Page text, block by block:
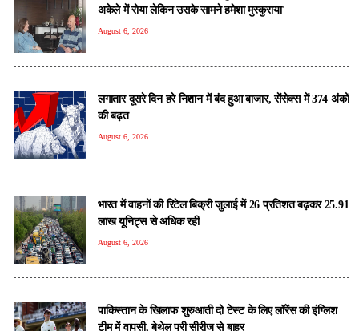
अकेले में रोया लेकिन उसके सामने हमेशा मुस्कुराया'
August 6, 2026
लगातार दूसरे दिन हरे निशान में बंद हुआ बाजार, सेंसेक्स में 374 अंकों
की बढ़त
August 6, 2026
भारत में वाहनों की रिटेल बिक्री जुलाई में 26 प्रतिशत बढ़कर 25.91
लाख यूनिट्स से अधिक रही
August 6, 2026
पाकिस्तान के खिलाफ शुरुआती दो टेस्ट के लिए लॉरेंस की इंग्लिश
टीम में वापसी, बेथेल पूरी सीरीज से बाहर